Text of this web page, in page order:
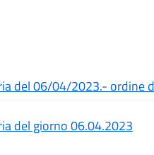
del 06/04/2023.- ordine
del giorno 06.04.2023